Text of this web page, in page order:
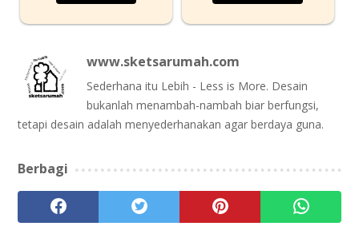
www.sketsarumah.com
Sederhana itu Lebih - Less is More. Desain
bukanlah menambah-nambah biar berfungsi,
tetapi desain adalah menyederhanakan agar berdaya guna.
Berbagi